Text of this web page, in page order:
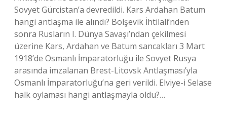
Sovyet Gürcistan’a devredildi. Kars Ardahan Batum
hangi antlaşma ile alındı? Bolşevik İhtilali’nden
sonra Rusların I. Dünya Savaşı’ndan çekilmesi
üzerine Kars, Ardahan ve Batum sancakları 3 Mart
1918’de Osmanlı İmparatorluğu ile Sovyet Rusya
arasında imzalanan Brest-Litovsk Antlaşması’yla
Osmanlı İmparatorluğu’na geri verildi. Elviye-i Selase
halk oylaması hangi antlaşmayla oldu?…